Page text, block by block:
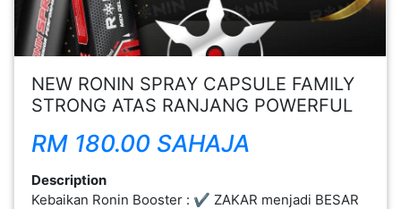
NEW RONIN SPRAY CAPSULE FAMILY
STRONG ATAS RANJANG POWERFUL
RM 180.00 SAHAJA
Description
Kebaikan Ronin Booster : ✔️ ZAKAR menjadi BESAR
KECANTIKAN(7)
LELAKI(0)
MINYAK